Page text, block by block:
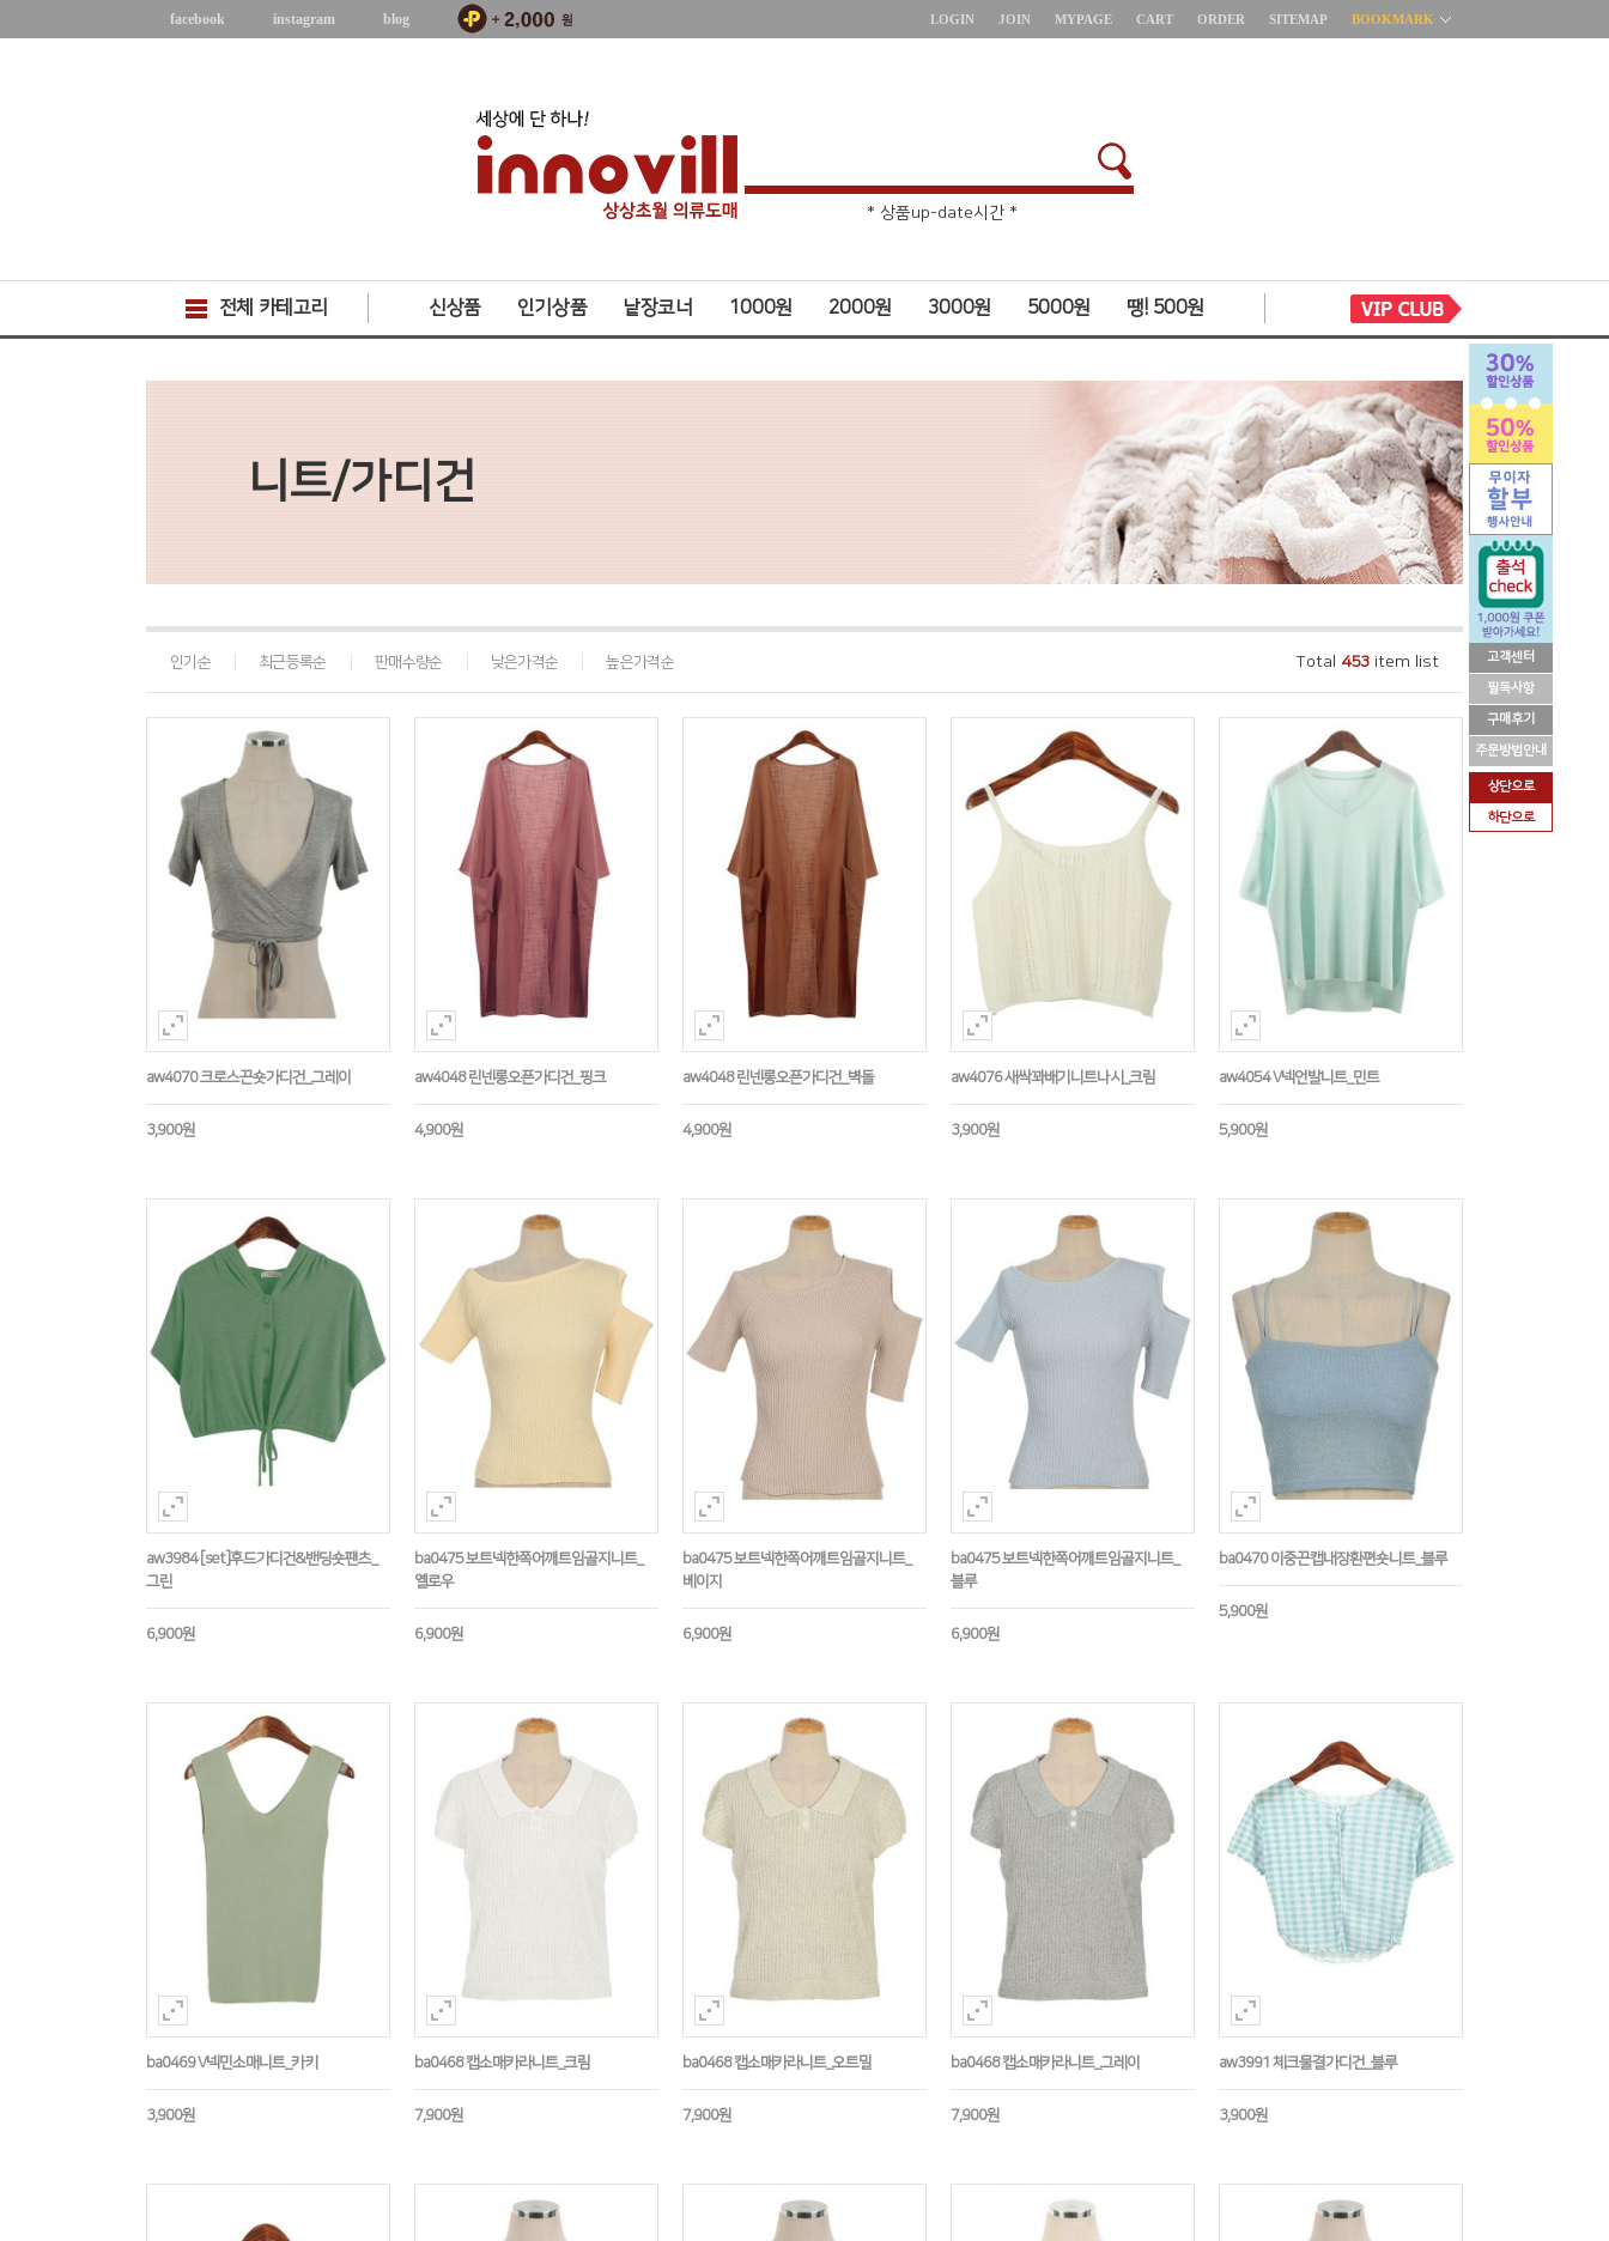
고객센터
필독사항
구매후기
주문방법안내
상단으로
하단으로
facebook instagram blog LOGIN JOIN MYPAGE CART ORDER SITEMAP BOOKMARK
* 주문취소 제한 *
전체 카테고리 신상품 인기상품 낱장코너 1000원 2000원 3000원 5000원 땡! 500원
니트/가디건
인기순 최근등록순 판매수량순 낮은가격순 높은가격순 Total 453 item list
aw4070 크로스끈숏가디건_그레이
3,900원
aw4048 린넨롱오픈가디건_핑크
4,900원
aw4048 린넨롱오픈가디건_벽돌
4,900원
aw4076 새싹꽈배기니트나시_크림
3,900원
aw4054 V넥언발니트_민트
5,900원
aw3984 [set]후드가디건&밴딩숏팬츠_
그린
6,900원
ba0475 보트넥한쪽어깨트임골지니트_
옐로우
6,900원
ba0475 보트넥한쪽어깨트임골지니트_
베이지
6,900원
ba0475 보트넥한쪽어깨트임골지니트_
블루
6,900원
ba0470 이중끈캡내장환편숏니트_블루
5,900원
ba0469 V넥민소매니트_카키
3,900원
ba0468 캡소매카라니트_크림
7,900원
ba0468 캡소매카라니트_오트밀
7,900원
ba0468 캡소매카라니트_그레이
7,900원
aw3991 체크물결가디건_블루
3,900원